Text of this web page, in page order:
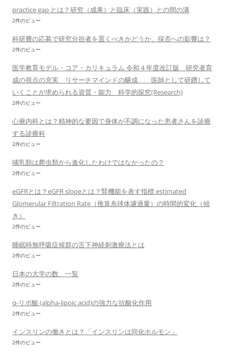
practice gap とは？研究（成果）と臨床（実践）との間の溝
2件のビュー
科研費の応募で研究分担者を置くべきかどうか、採否への影響は？
2件のビュー
医学教育モデル・コア・カリキュラム 令和 4 年度改訂版 研究者育
成の視点の充実 リサーチマインドの醸成 医師として研鑽して
いくことが求められる資質・能力 科学的探究(Research)
2件のビュー
心療内科とは？精神的な要因で身体が不調になった患者さんを診療
する診療科
2件のビュー
哺乳類は爬虫類から進化したわけではなかったの？
2件のビュー
eGFRとは？eGFR slopeとは？腎機能を表す指標 estimated
Glomerular Filtration Rate（推算糸球体濾過量）の時間的変化（傾
き）
2件のビュー
睡眠時無呼吸症候群の舌下神経刺激療法とは
2件のビュー
日本の大学の数、一覧
2件のビュー
α-リポ酸 (alpha-lipoic acid)の強力な抗酸化作用
2件のビュー
インスリンの働きとは？「インスリンは同化ホルモン」
2件のビュー